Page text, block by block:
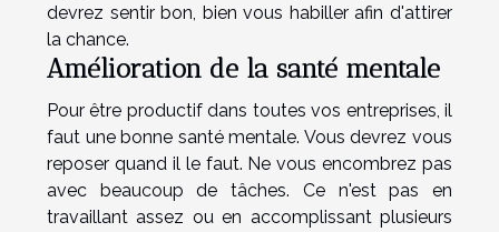
devrez sentir bon, bien vous habiller afin d'attirer
la chance.
Amélioration de la santé mentale
Pour être productif dans toutes vos entreprises, il
faut une bonne santé mentale. Vous devrez vous
reposer quand il le faut. Ne vous encombrez pas
avec beaucoup de tâches. Ce n'est pas en
travaillant assez ou en accomplissant plusieurs